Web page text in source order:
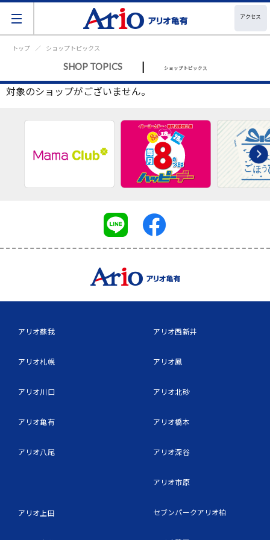
アクセス
トップ ショップトピックス
SHOP TOPICS | ショップトピックス
対象のショップがございません。
アリオ蘇我
アリオ札幌
アリオ川口
アリオ亀有
アリオ八尾
アリオ上田
アリオ西新井
アリオ鳳
アリオ北砂
アリオ橋本
アリオ深谷
アリオ市原
セブンパークアリオ柏